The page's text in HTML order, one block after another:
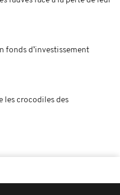
fonds d’investissement
les crocodiles des